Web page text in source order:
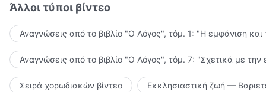
Άλλοι τύποι βίντεο
Αναγνώσεις από το βιβλίο "Ο Λόγος", τόμ. 1: "Η εμφάνιση
Αναγνώσεις από το βιβλίο "Ο Λόγος", τόμ. 7: "Σχετικά με την
Σειρά χορωδιακών βίντεο Εκκλησιαστική ζωή —